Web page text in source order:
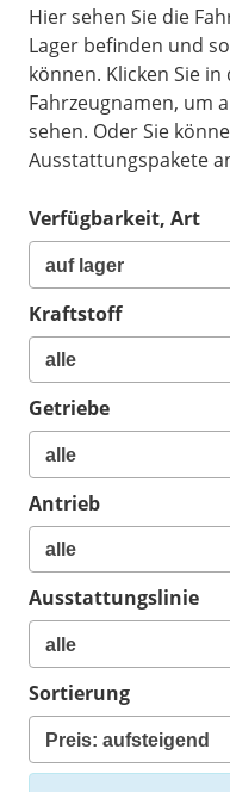
Hier sehen Sie die
Lager befinden und
können. Klicken Sie
Fahrzeugnamen, um
sehen. Oder Sie
Ausstattungspakete
Verfügbarkeit, Art
Kraftstoff
Getriebe
Antrieb
Ausstattungslinie
Sortierung